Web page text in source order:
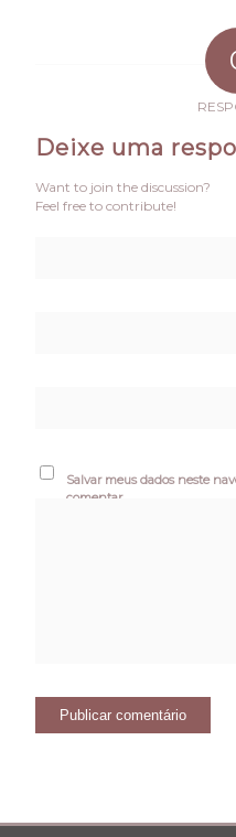
Deixe uma
Want to join the discussion?
Feel free to contribute!
Salvar meus dados neste
comentar.